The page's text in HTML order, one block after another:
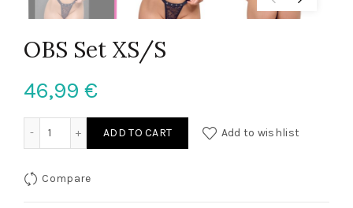
OBS Set XS/S
46,99 €
ADD TO CART Add to wishlist
Compare